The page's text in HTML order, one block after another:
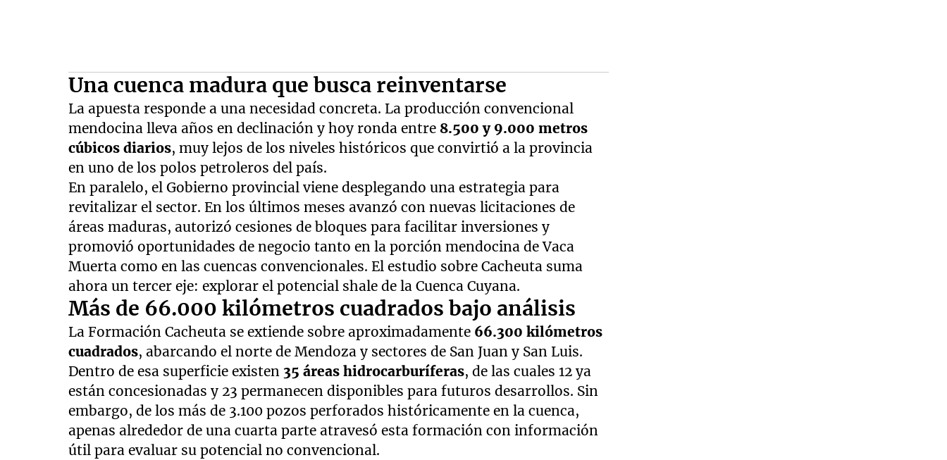
Una cuenca madura que busca reinventarse
La apuesta responde a una necesidad concreta. La producción convencional
mendocina lleva años en declinación y hoy ronda entre 8.500 y 9.000 metros
cúbicos diarios, muy lejos de los niveles históricos que convirtió a la provincia
en uno de los polos petroleros del país.
En paralelo, el Gobierno provincial viene desplegando una estrategia para
revitalizar el sector. En los últimos meses avanzó con nuevas licitaciones de
áreas maduras, autorizó cesiones de bloques para facilitar inversiones y
promovió oportunidades de negocio tanto en la porción mendocina de Vaca
Muerta como en las cuencas convencionales. El estudio sobre Cacheuta suma
ahora un tercer eje: explorar el potencial shale de la Cuenca Cuyana.
Más de 66.000 kilómetros cuadrados bajo análisis
La Formación Cacheuta se extiende sobre aproximadamente 66.300 kilómetros
cuadrados, abarcando el norte de Mendoza y sectores de San Juan y San Luis.
Dentro de esa superficie existen 35 áreas hidrocarburíferas, de las cuales 12 ya
están concesionadas y 23 permanecen disponibles para futuros desarrollos. Sin
embargo, de los más de 3.100 pozos perforados históricamente en la cuenca,
apenas alrededor de una cuarta parte atravesó esta formación con información
útil para evaluar su potencial no convencional.